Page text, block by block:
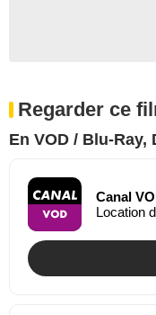
Regarder ce
En VOD / Blu-Ray,
Canal
Location